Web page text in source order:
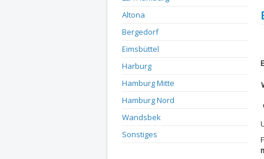
Altona
Bergedorf
Eimsbüttel
Harburg
Hamburg Mitte
Hamburg Nord
Wandsbek
Sonstiges